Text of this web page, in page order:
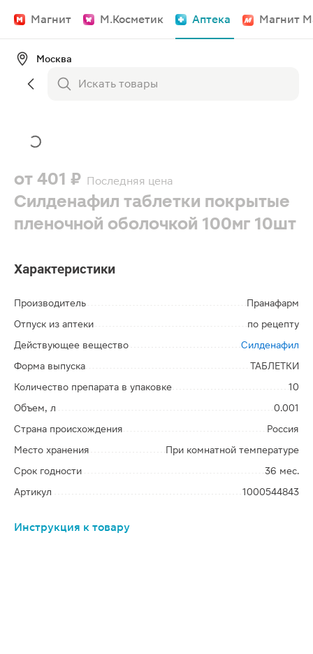
Магнит М.Косметик Аптека Магнит
Москва
от 401 ₽ Последняя цена
Силденафил таблетки покрытые
пленочной оболочкой 100мг 10шт
Характеристики
Производитель
Пранафарм
Отпуск из аптеки
по рецепту
Действующее вещество
Силденафил
Форма выпуска
ТАБЛЕТКИ
Количество препарата в упаковке
10
Объем, л
0.001
Страна происхождения
Россия
Место хранения
При комнатной температуре
Срок годности
36 мес.
Артикул
1000544843
Инструкция к товару